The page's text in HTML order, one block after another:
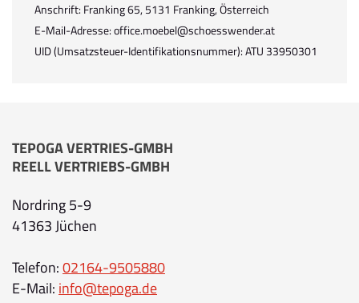
Anschrift: Franking 65, 5131 Franking, Österreich
E-Mail-Adresse: office.moebel@schoesswender.at
UID (Umsatzsteuer-Identifikationsnummer): ATU 33950301
TEPOGA VERTRIES-GMBH
REELL VERTRIEBS-GMBH
Nordring 5-9
41363 Jüchen
Telefon:02164-9505880
E-Mail:info@tepoga.de